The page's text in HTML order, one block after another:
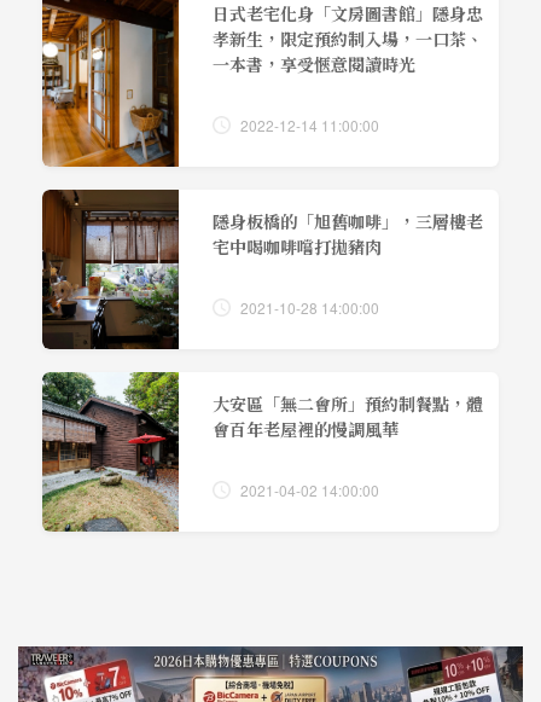
日式老宅化身「文房圖書館」隱身忠
孝新生，限定預約制入場，一口茶、
一本書，享受愜意閱讀時光
2022-12-14 11:00:00
隱身板橋的「旭舊咖啡」，三層樓老
宅中喝咖啡嚐打拋豬肉
2021-10-28 14:00:00
大安區「無二會所」預約制餐點，體
會百年老屋裡的慢調風華
2021-04-02 14:00:00